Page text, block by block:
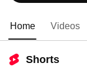
Home Videos
Shorts